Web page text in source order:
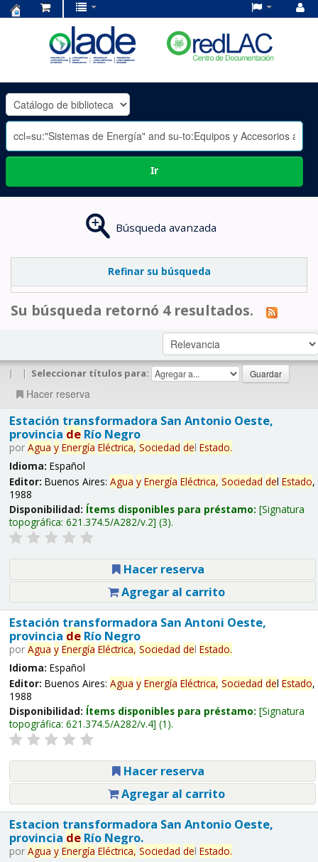
OLADE
-
Ir
Búsqueda avanzada
Refinar su búsqueda
Su búsqueda retornó 4 resultados.
| | Seleccionar títulos para:
Hacer reserva
Estación transformadora San Antonio Oeste,
provincia deRío Negro
por Agua y Energía Eléctrica, Sociedad del Estado.
Idioma: Español
Editor: Buenos Aires: Agua y Energía Eléctrica, Sociedad del Estado,
1988
Disponibilidad: Ítems disponibles para préstamo: Signatura
topográfica: 621.374.5/A282/v.2 (3).
Hacer reserva
Agregar al carrito
Estación transformadora San Antoni Oeste,
provincia deRío Negro
por Agua y Energía Eléctrica, Sociedad del Estado.
Idioma: Español
Editor: Buenos Aires: Agua y Energía Eléctrica, Sociedad del Estado,
1988
Disponibilidad: Ítems disponibles para préstamo: Signatura
topográfica: 621.374.5/A282/v.4 (1).
Hacer reserva
Agregar al carrito
Estacion transformadora San Antonio Oeste,
provincia deRío Negro.
por Agua y Energía Eléctrica, Sociedad del Estado.